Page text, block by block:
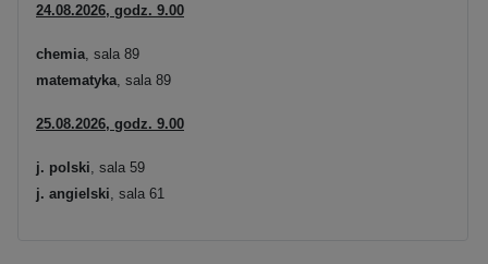
24.08.2026, godz. 9.00
chemia , sala 89
matematyka , sala 89
25.08.2026, godz. 9.00
j. polski , sala 59
j. angielski , sala 61